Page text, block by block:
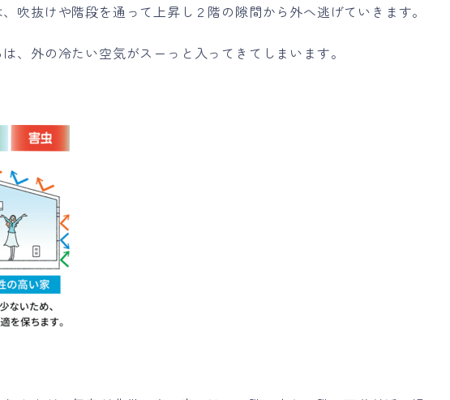
吹抜けや階段を通って上昇し２階の隙間から外へ逃げていきます。
、外の冷たい空気がスーっと入ってきてしまいます。